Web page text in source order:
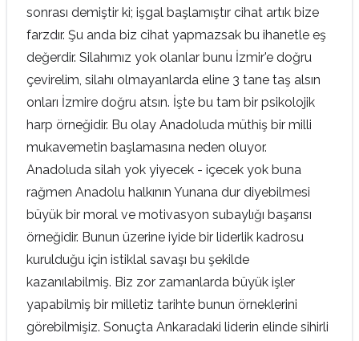
sonrası demiştir ki; işgal başlamıştır cihat artık bize
farzdır. Şu anda biz cihat yapmazsak bu ihanetle eş
değerdir. Silahımız yok olanlar bunu İzmir'e doğru
çevirelim, silahı olmayanlarda eline 3 tane taş alsın
onları İzmire doğru atsın. İşte bu tam bir psikolojik
harp örneğidir. Bu olay Anadoluda müthiş bir milli
mukavemetin başlamasına neden oluyor.
Anadoluda silah yok yiyecek - içecek yok buna
rağmen Anadolu halkının Yunana dur diyebilmesi
büyük bir moral ve motivasyon subaylığı başarısı
örneğidir. Bunun üzerine iyide bir liderlik kadrosu
kurulduğu için istiklal savaşı bu şekilde
kazanılabilmiş. Biz zor zamanlarda büyük işler
yapabilmiş bir milletiz tarihte bunun örneklerini
görebilmişiz. Sonuçta Ankaradaki liderin elinde sihirli